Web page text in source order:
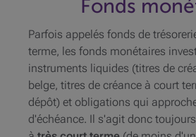
Fonds
Parfois appelés fonds de
terme, les fonds monétaires
instruments liquides (titres de
belge, titres de créance à court
dépôt) et obligations qui
d'échéance. Il s'agit donc